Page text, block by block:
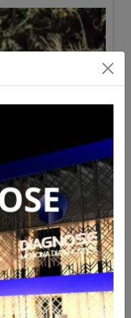
com
de drogas